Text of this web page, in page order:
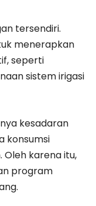
tersendiri.
menerapkan
seperti
sistem irigasi
kesadaran
konsumsi
karena itu,
program